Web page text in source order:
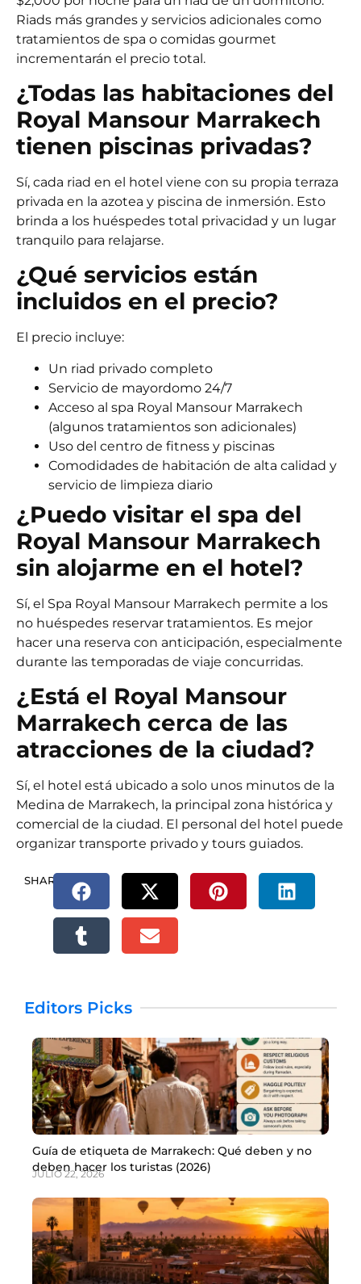
Riads más grandes y servicios adicionales como
tratamientos de spa o comidas gourmet
incrementarán el precio total.
¿Todas las habitaciones del
Royal Mansour Marrakech
tienen piscinas privadas?
Sí, cada riad en el hotel viene con su propia terraza
privada en la azotea y piscina de inmersión. Esto
brinda a los huéspedes total privacidad y un lugar
tranquilo para relajarse.
¿Qué servicios están
incluidos en el precio?
El precio incluye:
Un riad privado completo
Servicio de mayordomo 24/7
Acceso al spa Royal Mansour Marrakech
(algunos tratamientos son adicionales)
Uso del centro de fitness y piscinas
Comodidades de habitación de alta calidad y
servicio de limpieza diario
¿Puedo visitar el spa del
Royal Mansour Marrakech
sin alojarme en el hotel?
Sí, el Spa Royal Mansour Marrakech permite a los
no huéspedes reservar tratamientos. Es mejor
hacer una reserva con anticipación, especialmente
durante las temporadas de viaje concurridas.
¿Está el Royal Mansour
Marrakech cerca de las
atracciones de la ciudad?
Sí, el hotel está ubicado a solo unos minutos de la
Medina de Marrakech, la principal zona histórica y
comercial de la ciudad. El personal del hotel puede
organizar transporte privado y tours guiados.
SHARE.
Editors Picks
Guía de etiqueta de Marrakech: Qué deben y no
deben hacer los turistas (2026)
JULIO 22, 2026